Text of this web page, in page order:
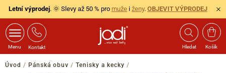
Letní výprodej. 🌞 Slevy až 50 % pro muže i ženy. OBJEVIT VÝPRODEJ
Menu Kontakt Hledat Košík
Úvod / Pánská obuv / Tenisky a kecky /